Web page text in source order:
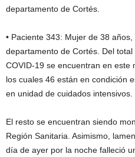
departamento de Cortés.
• Paciente 343: Mujer de 38
departamento de Cortés. Del
COVID-19 se encuentran en este
los cuales 46 están en condición
en unidad de cuidados intensivos.
El resto se encuentran siendo
Región Sanitaria. Asimismo,
día de ayer por la noche falleció